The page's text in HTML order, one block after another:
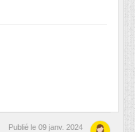
Publié le 09 janv. 2024